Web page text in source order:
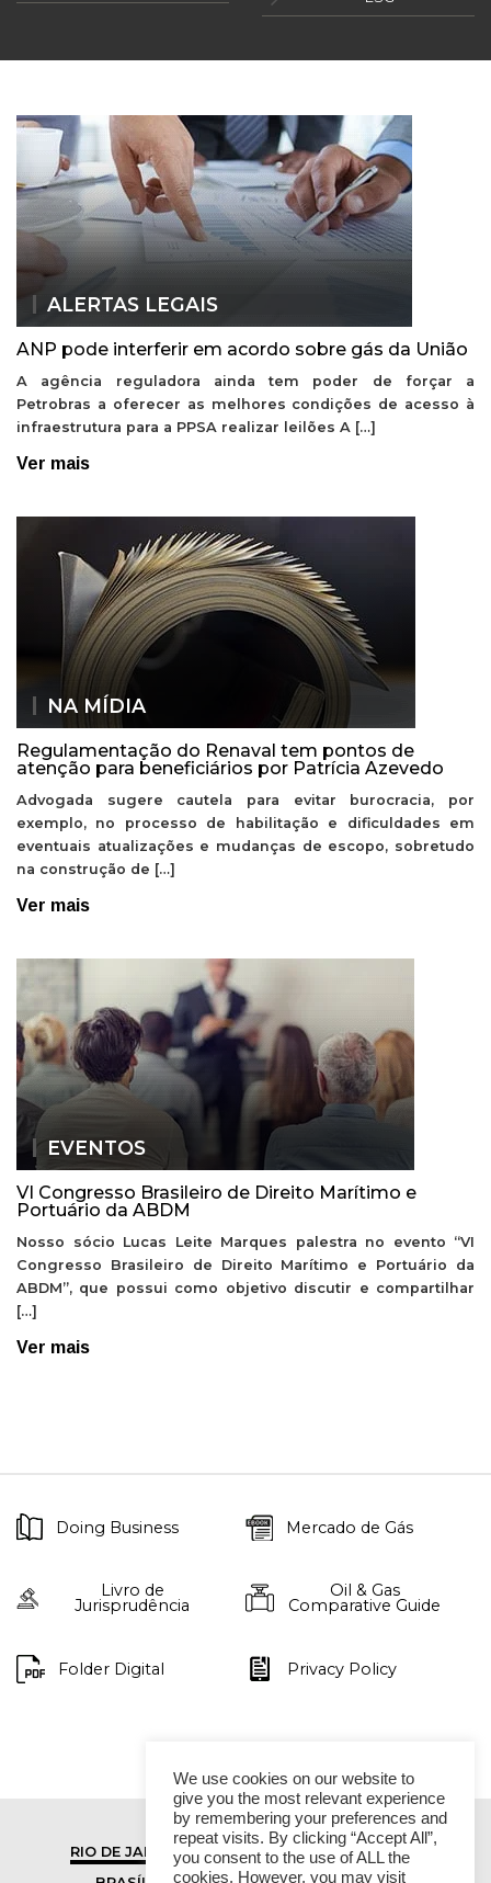
ALERTAS LEGAIS
ANP pode interferir em acordo sobre gás da União
A agência reguladora ainda tem poder de forçar a
Petrobras a oferecer as melhores condições de acesso à
infraestrutura para a PPSA realizar leilões A […]
Ver mais
NA MÍDIA
Regulamentação do Renaval tem pontos de
atenção para beneficiários por Patrícia Azevedo
Advogada sugere cautela para evitar burocracia, por
exemplo, no processo de habilitação e dificuldades em
eventuais atualizações e mudanças de escopo, sobretudo
na construção de […]
Ver mais
EVENTOS
VI Congresso Brasileiro de Direito Marítimo e
Portuário da ABDM
Nosso sócio Lucas Leite Marques palestra no evento “VI
Congresso Brasileiro de Direito Marítimo e Portuário da
ABDM”, que possui como objetivo discutir e compartilhar
[…]
Ver mais
Doing Business Mercado de Gás
Livro de
Jurisprudência
Oil & Gas
Comparative Guide
Folder Digital Privacy Policy
RIO DE JANEIRO
SÃO PAULO
We use cookies on our website to
give you the most relevant experience
by remembering your preferences and
repeat visits. By clicking “Accept All”,
you consent to the use of ALL the
cookies. However, you may visit